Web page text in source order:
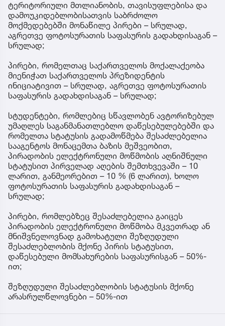
ტერიტორიული მთლიანობის, თავისუფლებისა და
დამოუკიდებლობისათვის საბრძოლო
მოქმედებებში მონაწილე პირები – სრულად,
აგრეთვე ფოტოსურათის საფასურის გადახდისაგან –
სრულად;
პირები, რომელთაც საქართველოს მოქალაქეობა
მიენიჭათ საქართველოს პრეზიდენტის
ინიციატივით – სრულად, აგრეთვე ფოტოსურათის
საფასურის გადახდისაგან – სრულად;
სტუდენტები, რომლებიც სწავლობენ ავტორიზებულ
უმაღლეს საგანმანათლებლო დაწესებულებებში და
რომელთა სტატუსის გადამოწმება შესაძლებელია
სააგენტოს მონაცემთა ბაზის მეშვეობით,
პირადობის ელექტრონული მოწმობის აღნიშნული
სტატუსით პირველად აღების შემთხვევაში – 10
ლარით, განმეორებით – 10 % (6 ლარით), ხოლო
ფოტოსურათის საფასურის გადახდისაგან –
სრულად;
პირები, რომლებზეც შესაძლებელია გაიცეს
პირადობის ელექტრონული მოწმობა მკვეთრად ან
მნიშვნელოვნად გამოხატული შეზღუდული
შესაძლებლობის მქონე პირის სტატუსით,
დაწესებული მომსახურების საფასურისგან – 50%-
ით;
შეზღუდული შესაძლებლობის სტატუსის მქონე
არასრულწლოვნები – 50%-ით